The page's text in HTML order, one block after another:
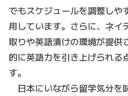
でもスケジュールを調整しや
用しています。さらに、ネイ
取りや英語漬けの環境が提供
的に英語力を引き上げられる
す。
日本にいながら留学気分を